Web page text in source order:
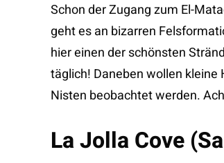
Schon der Zugang zum El-
geht es an bizarren
hier einen der schönsten
täglich! Daneben wollen
Nisten beobachtet werden.
La Jolla Cove